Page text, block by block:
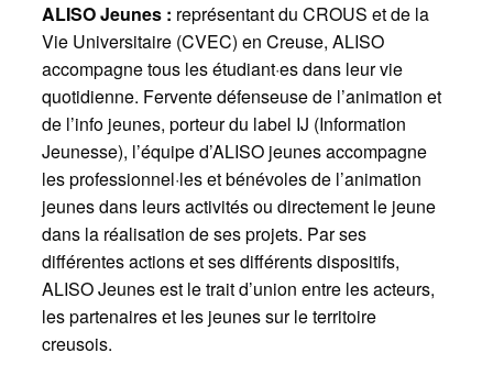
ALISO Jeunes : représentant du CROUS et de la
Vie Universitaire (CVEC) en Creuse, ALISO
accompagne tous les étudiant·es dans leur vie
quotidienne. Fervente défenseuse de l’animation et
de l’info jeunes, porteur du label IJ (Information
Jeunesse), l’équipe d’ALISO jeunes accompagne
les professionnel·les et bénévoles de l’animation
jeunes dans leurs activités ou directement le jeune
dans la réalisation de ses projets. Par ses
différentes actions et ses différents dispositifs,
ALISO Jeunes est le trait d’union entre les acteurs,
les partenaires et les jeunes sur le territoire
creusois.